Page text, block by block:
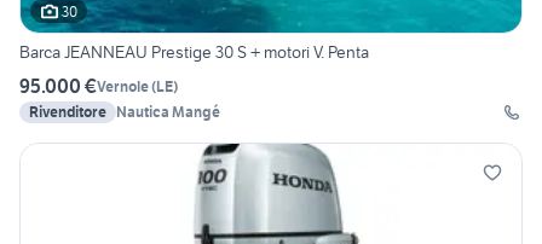
30
Barca JEANNEAU Prestige 30 S + motori V. Penta
95.000 €Vernole(LE)
Rivenditore Nautica Mangé